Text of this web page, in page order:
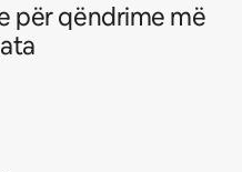
për qëndrime më